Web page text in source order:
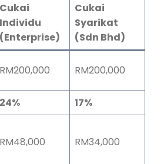
Cukai
Individu
(Enterprise)
Cukai
Syarikat
(Sdn Bhd)
RM200,000 RM200,000
24%
17%
RM48,000 RM34,000